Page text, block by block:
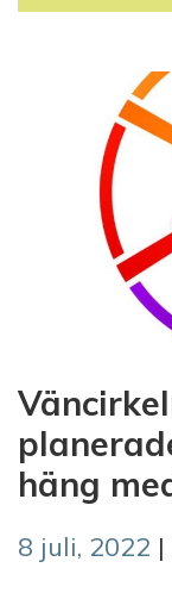
häng
8 juli, 2022 |